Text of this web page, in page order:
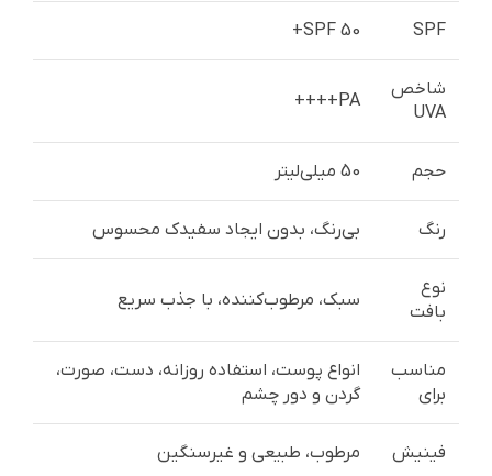
SPF
SPF 50+
شاخص
UVA
PA++++
حجم 50 میلی‌لیتر
رنگ بی‌رنگ، بدون ایجاد سفیدک محسوس
نوع
بافت
سبک، مرطوب‌کننده، با جذب سریع
مناسب
برای
انواع پوست، استفاده روزانه، دست، صورت،
گردن و دور چشم
فینیش مرطوب، طبیعی و غیرسنگین